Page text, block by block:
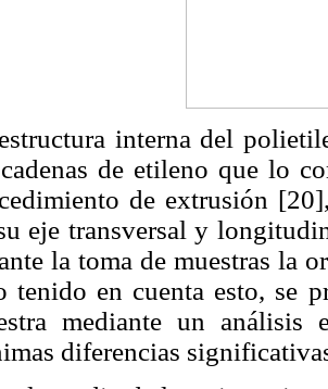
interna del
de etileno que lo
de extrusión
eje transversal y
la toma de muestras la
tenido en cuenta esto, se
mediante un
diferencias